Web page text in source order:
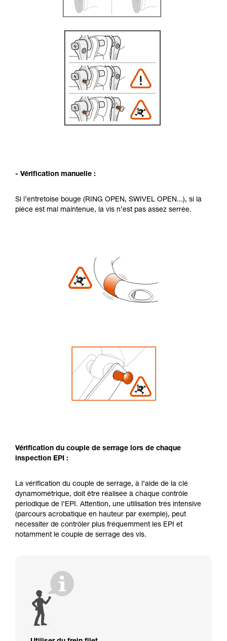
- Vérification manuelle :
Si l’entretoise bouge (RING OPEN, SWIVEL OPEN...), si la
pièce est mal maintenue, la vis n’est pas assez serrée.
Vérification du couple de serrage lors de chaque
inspection EPI :
La vérification du couple de serrage, à l’aide de la clé
dynamométrique, doit être réalisée à chaque contrôle
périodique de l’EPI. Attention, une utilisation très intensive
(parcours acrobatique en hauteur par exemple), peut
nécessiter de contrôler plus fréquemment les EPI et
notamment le couple de serrage des vis.